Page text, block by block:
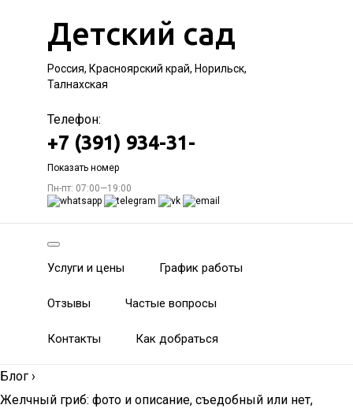
Детский сад
Россия, Красноярский край, Норильск,
Талнахская
Телефон:
+7 (391) 934-31-
Показать номер
Пн-пт: 07:00—19:00
Услуги и цены График работы
Отзывы Частые вопросы
Контакты Как добраться
Блог ›
Желчный гриб: фото и описание, съедобный или нет,